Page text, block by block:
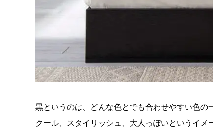
黒というのは、どんな色とでも合わせやすい色の
クール、スタイリッシュ、大人っぽいというイ